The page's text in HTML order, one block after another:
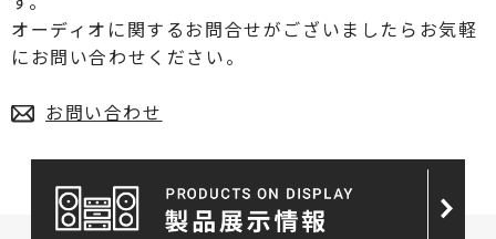
オーディオに関するお問合せがございましたらお気軽
にお問い合わせください。
お問い合わせ